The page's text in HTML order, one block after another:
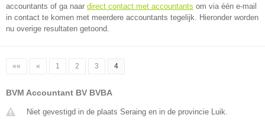
accountants of ga naar direct contact met accountants om via één e-mail
in contact te komen met meerdere accountants tegelijk. Hieronder worden
nu overige resultaten getoond.
«« « 1 2 3 4
BVM Accountant BV BVBA
Niet gevestigd in de plaats Seraing en in de provincie Luik.